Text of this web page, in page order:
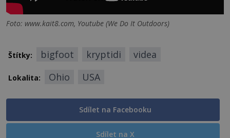
Foto: www.kait8.com, Youtube (We Do It Outdoors)
Štítky: bigfoot kryptidi videa
Lokalita: Ohio USA
Sdílet na Facebooku
Sdílet na X